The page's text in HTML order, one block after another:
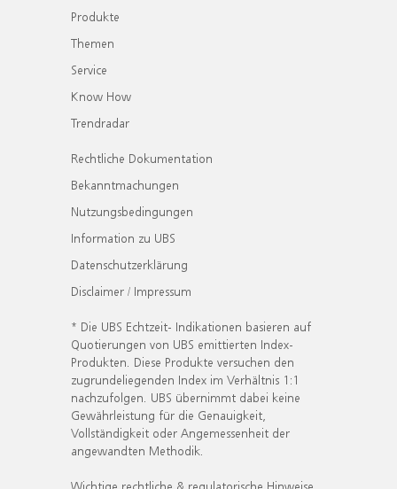
Produkte
Themen
Service
Know How
Trendradar
Rechtliche Dokumentation
Bekanntmachungen
Nutzungsbedingungen
Information zu UBS
Datenschutzerklärung
Disclaimer / Impressum
* Die UBS Echtzeit- Indikationen basieren auf
Quotierungen von UBS emittierten Index-
Produkten. Diese Produkte versuchen den
zugrundeliegenden Index im Verhältnis 1:1
nachzufolgen. UBS übernimmt dabei keine
Gewährleistung für die Genauigkeit,
Vollständigkeit oder Angemessenheit der
angewandten Methodik.